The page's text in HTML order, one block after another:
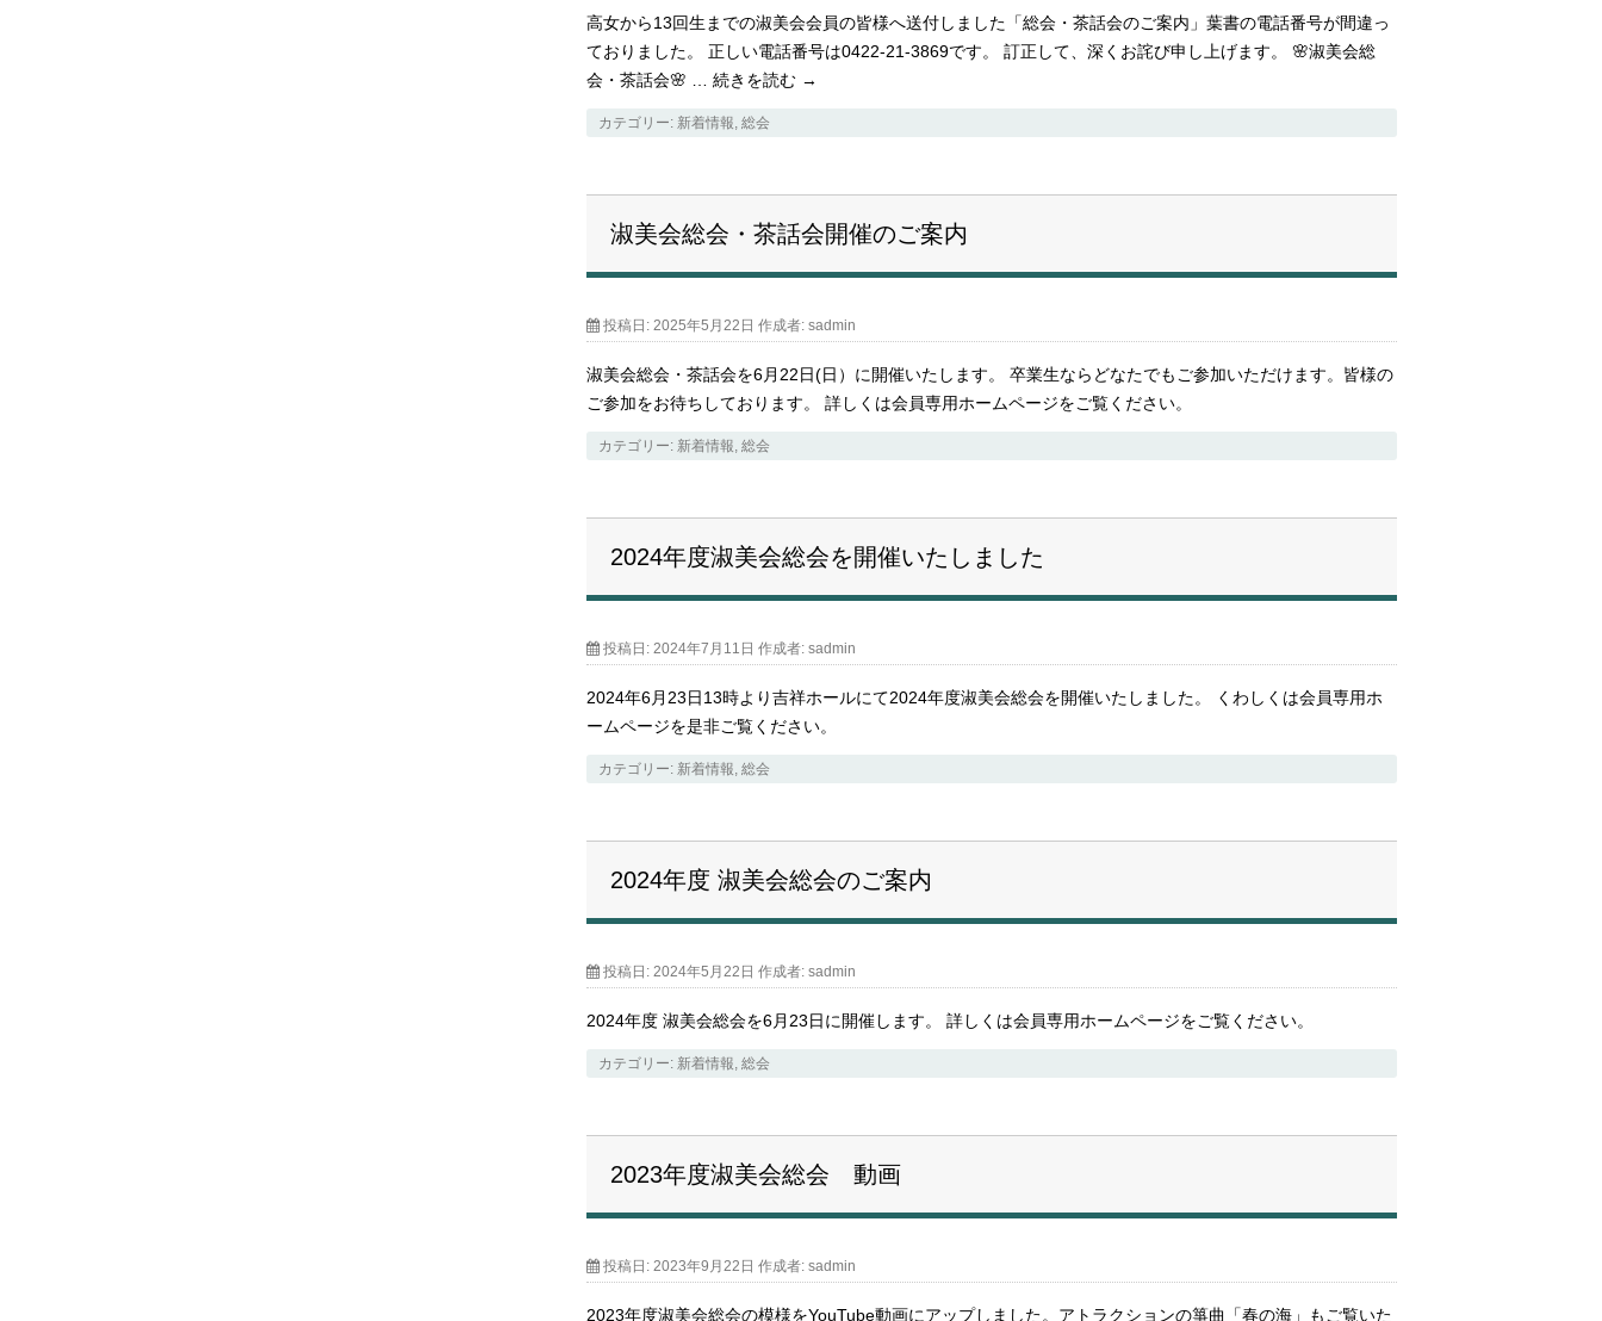
高女から13回生までの淑美会会員の皆様へ送付しました「総会・茶話会のご案内」葉書の電話番号が間違っ
ておりました。 正しい電話番号は0422-21-3869です。 訂正して、深くお詫び申し上げます。 🌸淑美会総
会・茶話会🌸 … 続きを読む →
カテゴリー: 新着情報, 総会
淑美会総会・茶話会開催のご案内
投稿日: 2025年5月22日 作成者: sadmin
淑美会総会・茶話会を6月22日(日）に開催いたします。 卒業生ならどなたでもご参加いただけます。皆様の
ご参加をお待ちしております。 詳しくは会員専用ホームページをご覧ください。
カテゴリー: 新着情報, 総会
2024年度淑美会総会を開催いたしました
投稿日: 2024年7月11日 作成者: sadmin
2024年6月23日13時より吉祥ホールにて2024年度淑美会総会を開催いたしました。 くわしくは会員専用ホ
ームページを是非ご覧ください。
カテゴリー: 新着情報, 総会
2024年度 淑美会総会のご案内
投稿日: 2024年5月22日 作成者: sadmin
2024年度 淑美会総会を6月23日に開催します。 詳しくは会員専用ホームページをご覧ください。
カテゴリー: 新着情報, 総会
2023年度淑美会総会 動画
投稿日: 2023年9月22日 作成者: sadmin
2023年度淑美会総会の模様をYouTube動画にアップしました。アトラクションの箏曲「春の海」もご覧いた